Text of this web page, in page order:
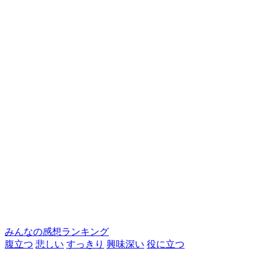
みんなの感想ランキング
腹立つ 悲しい すっきり 興味深い 役に立つ